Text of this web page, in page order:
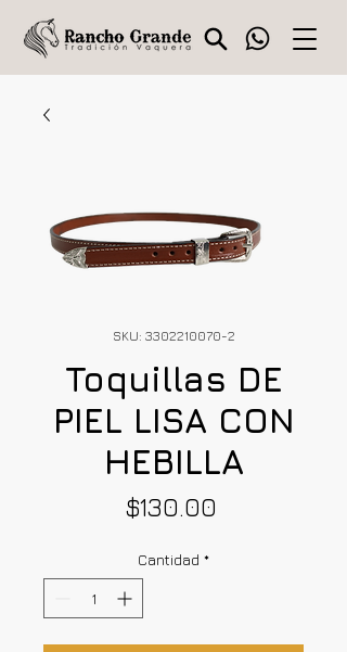
SKU: 3302210070-2
Toquillas DE
PIEL LISA CON
HEBILLA
$130.00
Cantidad *